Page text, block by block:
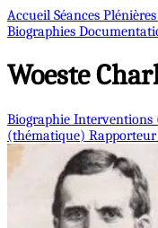
Accueil Séances Plénières
Biographies
Woeste
Biographie Interventions
(thématique)